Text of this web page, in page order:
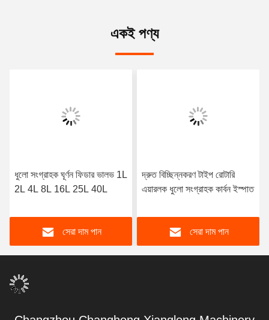
একই পণ্য
ধুলো সংগ্রাহক ঘূর্ণন ফিডার ভালভ 1L
2L 4L 8L 16L 25L 40L
সেরা দাম পান
দ্রুত বিচ্ছিন্নকরণ টাইপ রোটারি
এয়ারলক ধুলো সংগ্রাহক কার্বন ইস্পাত
সেরা দাম পান